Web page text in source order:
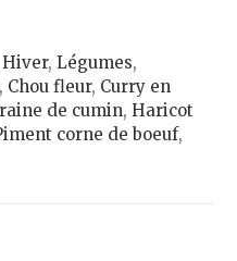
Hiver,Légumes,
, Chou fleur, Curry en
de cumin,Haricot
corne de boeuf,